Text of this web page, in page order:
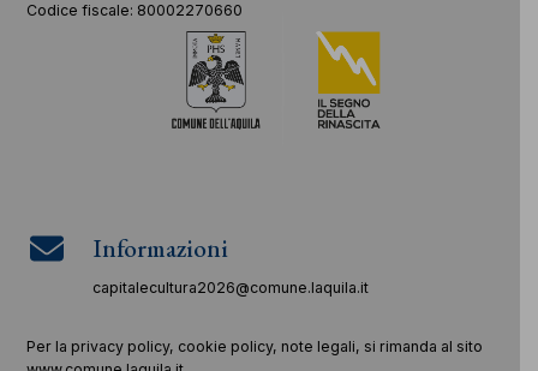
Codice fiscale: 80002270660
Informazioni
capitalecultura2026@comune.laquila.it
Per la privacy policy, cookie policy, note legali, si rimanda al sito